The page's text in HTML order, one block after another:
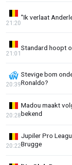
"Ik verlaat
21:20
Standard hoopt
21:01
Stevige bom
Ronaldo?
20:39
Madou maakt
bekend
20:28
Jupiler Pro
Brugge
20:22